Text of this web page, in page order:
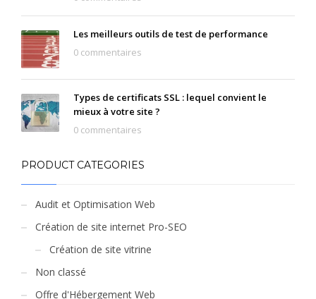
Les meilleurs outils de test de performance
0 commentaires
Types de certificats SSL : lequel convient le
mieux à votre site ?
0 commentaires
PRODUCT CATEGORIES
Audit et Optimisation Web
Création de site internet Pro-SEO
Création de site vitrine
Non classé
Offre d'Hébergement Web